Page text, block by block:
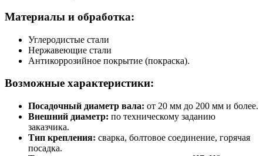
Материалы и обработка:
Углеродистые стали
Нержавеющие стали
Антикоррозийное покрытие (покраска).
Возможные характеристики:
Посадочный диаметр вала: от 20 мм до 200 мм и более.
Внешний диаметр: по техническому заданию
заказчика.
Тип крепления: сварка, болтовое соединение, горячая
посадка.